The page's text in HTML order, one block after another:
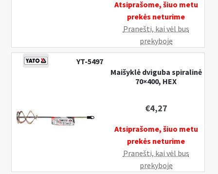
Atsiprašome, šiuo metu
prekės neturime
Pranešti, kai vėl bus
prekyboje
YT-5497
Maišyklė dviguba spiralinė
70×400, HEX
€4,27
Atsiprašome, šiuo metu
prekės neturime
Pranešti, kai vėl bus
prekyboje